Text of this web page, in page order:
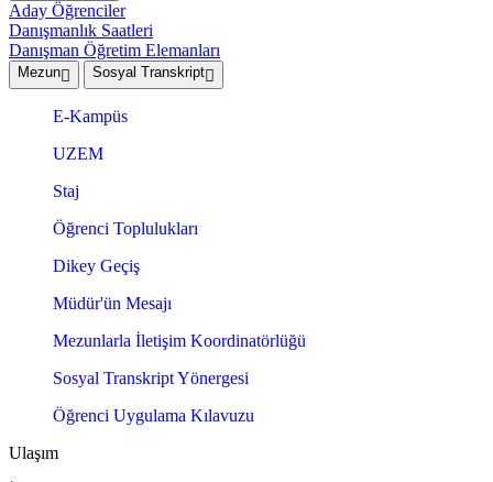
Aday Öğrenciler
Danışmanlık Saatleri
Danışman Öğretim Elemanları
Mezun Sosyal Transkript
E-Kampüs
UZEM
Staj
Öğrenci Toplulukları
Dikey Geçiş
Müdür'ün Mesajı
Mezunlarla İletişim Koordinatörlüğü
Sosyal Transkript Yönergesi
Öğrenci Uygulama Kılavuzu
Ulaşım